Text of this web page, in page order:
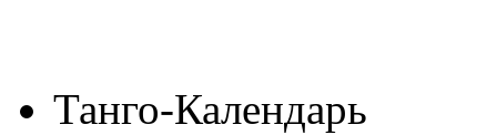
Танго-Календарь